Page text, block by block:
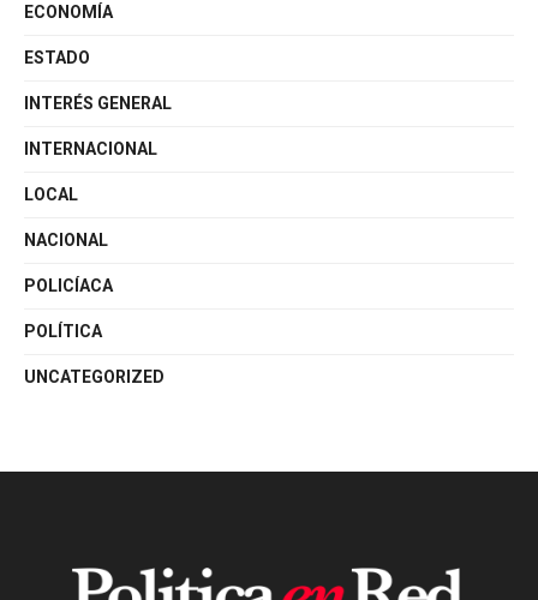
ECONOMÍA
ESTADO
INTERÉS GENERAL
INTERNACIONAL
LOCAL
NACIONAL
POLICÍACA
POLÍTICA
UNCATEGORIZED